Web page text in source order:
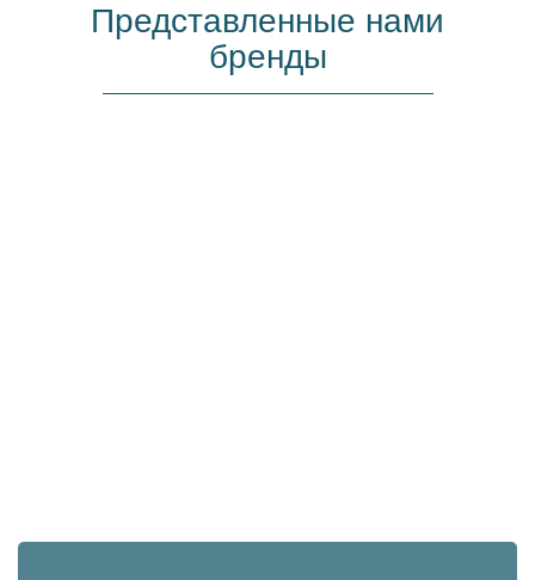
Представленные нами
бренды